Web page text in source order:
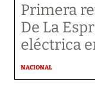
Primera
De La
eléctrica
NACIONAL